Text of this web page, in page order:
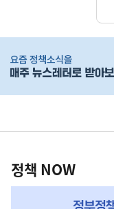
단
영
책
NOW,
정책 NOW